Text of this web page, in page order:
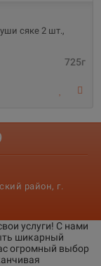
сяке 2 шт.,
725г
район, г.
услуги! С нами
шикарный
огромный выбор